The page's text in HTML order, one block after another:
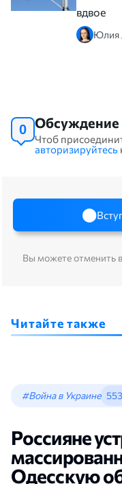
вдвое
Юлия
0 Обсуждение
Чтоб
авторизируйтесь
Вы можете отменить
Читайте также
#Война в Украине
Россияне
Одесскую